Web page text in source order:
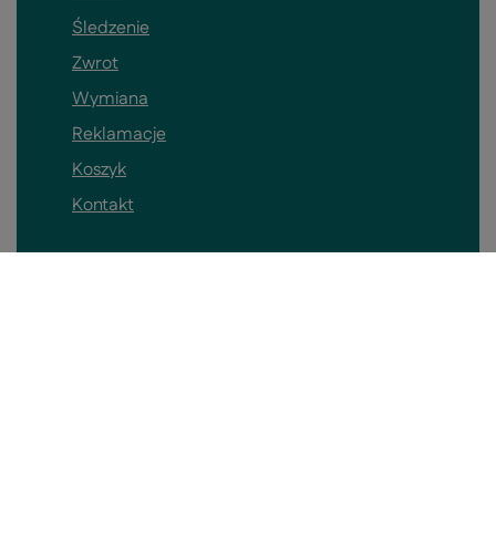
Śledzenie
Zwrot
Wymiana
Reklamacje
Koszyk
Kontakt